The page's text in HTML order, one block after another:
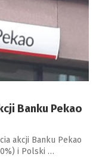
Banku Pekao
akcji Banku Pekao
i Polski …